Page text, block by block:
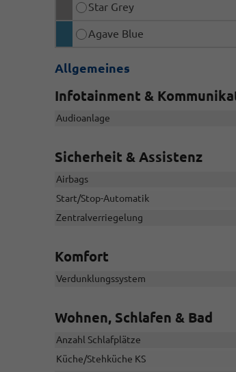
Star Grey
Agave Blue
Allgemeines
Infotainment &
Audioanlage
Sicherheit & Assistenz
Airbags
Start/Stop-Automatik
Zentralverriegelung
Komfort
Verdunklungssystem
Wohnen, Schlafen & Bad
Anzahl Schlafplätze
Küche/Stehküche KS